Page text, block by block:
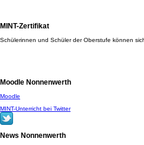
MINT-Zertifikat
Schülerinnen und Schüler der Oberstufe können
Moodle Nonnenwerth
Moodle
MINT-Unterricht bei Twitter
News Nonnenwerth